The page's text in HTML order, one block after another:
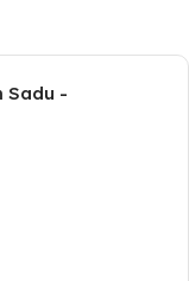
Sadu -